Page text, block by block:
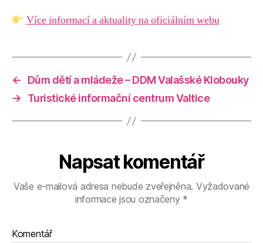
Více informací a aktuality na oficiálním webu
←
Dům dětí a mládeže – DDM Valašské Klobouky
→
Turistické informační centrum Valtice
Napsat komentář
Vaše e-mailová adresa nebude zveřejněna. Vyžadované
informace jsou označeny *
Komentář